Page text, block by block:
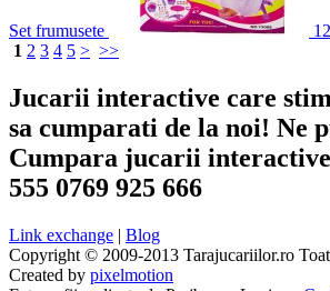
Set frumusete
1 2 3 4 5 > >>
Jucarii interactive care
sa cumparati de la noi! Ne
Cumpara jucarii
555 0769 925 666
Link exchange | Blog
Copyright © 2009-2013 Tarajucariilor.ro
Created by pixelmotion